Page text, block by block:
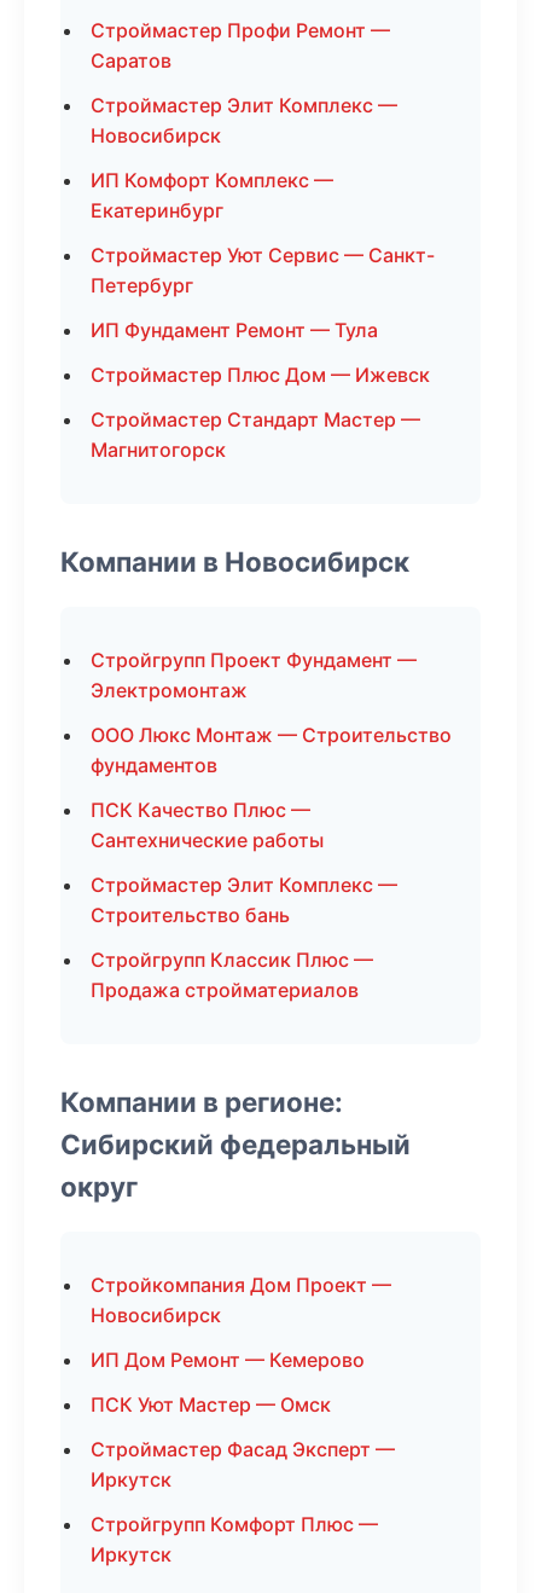
Строймастер Профи Ремонт —
Саратов
Строймастер Элит Комплекс —
Новосибирск
ИП Комфорт Комплекс —
Екатеринбург
Строймастер Уют Сервис — Санкт-
Петербург
ИП Фундамент Ремонт — Тула
Строймастер Плюс Дом — Ижевск
Строймастер Стандарт Мастер —
Магнитогорск
Компании в Новосибирск
Стройгрупп Проект Фундамент —
Электромонтаж
ООО Люкс Монтаж — Строительство
фундаментов
ПСК Качество Плюс —
Сантехнические работы
Строймастер Элит Комплекс —
Строительство бань
Стройгрупп Классик Плюс —
Продажа стройматериалов
Компании в регионе:
Сибирский федеральный
округ
Стройкомпания Дом Проект —
Новосибирск
ИП Дом Ремонт — Кемерово
ПСК Уют Мастер — Омск
Строймастер Фасад Эксперт —
Иркутск
Стройгрупп Комфорт Плюс —
Иркутск